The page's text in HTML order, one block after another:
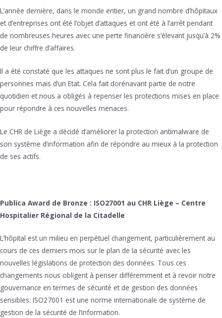
L’année dernière, dans le monde entier, un grand nombre d’hôpitaux
et d’entreprises ont été l’objet d’attaques et ont été à l’arrêt pendant
de nombreuses heures avec une perte financière s’élevant jusqu’à 2%
de leur chiffre d’affaires.
Il a été constaté que les attaques ne sont plus le fait d’un groupe de
personnes mais d’un Etat. Cela fait dorénavant partie de notre
quotidien et nous a obligés à repenser les protections mises en place
pour répondre à ces nouvelles menaces.
Le CHR de Liège a décidé d’améliorer la protection antimalware de
son système d’information afin de répondre au mieux à la protection
de ses actifs.
Publica Award de Bronze : ISO27001 au CHR Liège – Centre
Hospitalier Régional de la Citadelle
L’hôpital est un milieu en perpétuel changement, particulièrement au
cours de ces derniers mois sur le plan de la sécurité avec les
nouvelles législations de protection des données. Tous ces
changements nous obligent à penser différemment et à revoir notre
gouvernance en termes de sécurité et de gestion des données
sensibles. ISO27001 est une norme internationale de système de
gestion de la sécurité de l’information.